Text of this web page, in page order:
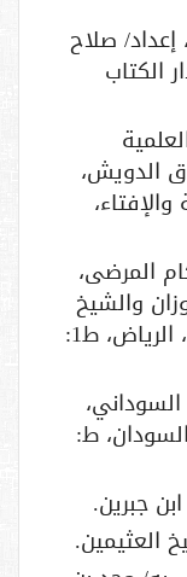
صلاح
الكتاب
الدويش،
المرضى،
والشيخ
عبدالعزيز آل الشيخ، دار المؤيد، الرياض، ط1:
ط:
جبرين.
العثيمين.